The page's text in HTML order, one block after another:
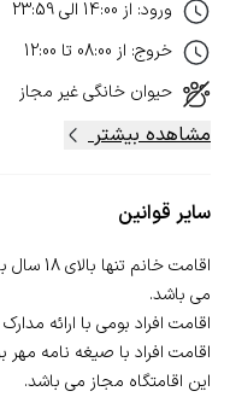
ورود: از 14:00 الی23:59
خروج: از 08:00 تا 12:00
حیوان خانگیغیر مجاز
مشاهده بیشتر
سایر قوانین
اقامت
اقامت افراد با صیغه نامه مهر